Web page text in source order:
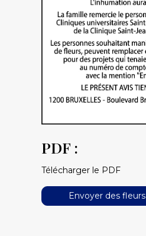
PDF :
Télécharger le PDF
Envoyer des fleurs